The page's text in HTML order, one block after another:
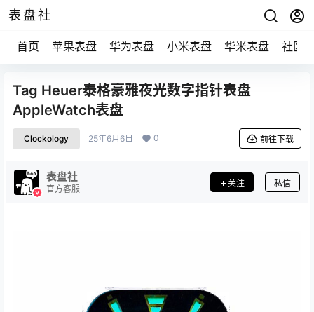
表盘社
首页 苹果表盘 华为表盘 小米表盘 华米表盘 社区
Tag Heuer泰格豪雅夜光数字指针表盘
AppleWatch表盘
Clockology 25年6月6日 0 前往下载
表盘社
官方客服
关注 私信